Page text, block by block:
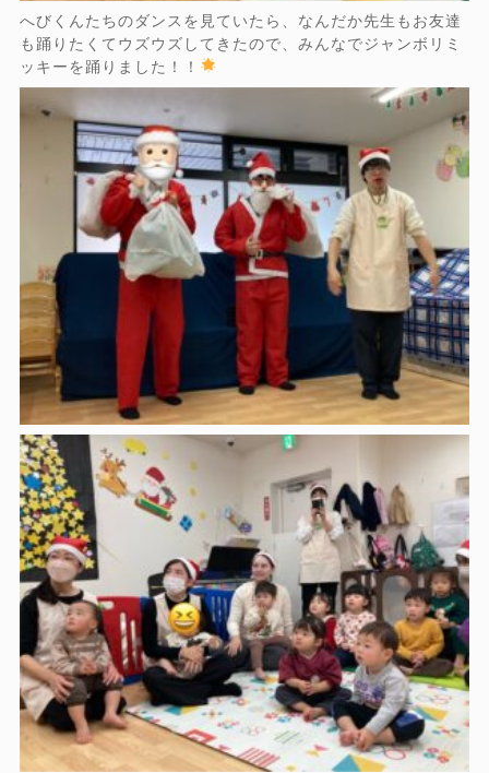
へびくんたちのダンスを見ていたら、なんだか先生もお友達
も踊りたくてウズウズしてきたので、みんなでジャンボリミ
ッキーを踊りました！！